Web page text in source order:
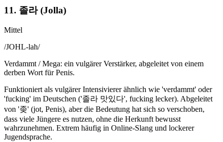
11. 졸라 (Jolla)
Mittel
/JOHL-lah/
Verdammt / Mega: ein vulgärer Verstärker, abgeleitet von einem
derben Wort für Penis.
Funktioniert als vulgärer Intensivierer ähnlich wie 'verdammt' oder
'fucking' im Deutschen ('졸라 맛있다', fucking lecker). Abgeleitet
von '좆' (jot, Penis), aber die Bedeutung hat sich so verschoben,
dass viele Jüngere es nutzen, ohne die Herkunft bewusst
wahrzunehmen. Extrem häufig in Online-Slang und lockerer
Jugendsprache.